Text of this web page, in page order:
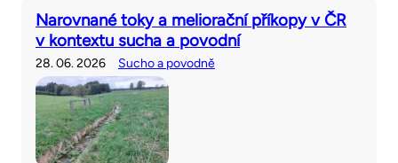
Narovnané toky a meliorační příkopy v ČR
v kontextu sucha a povodní
28. 06. 2026 Sucho a povodně